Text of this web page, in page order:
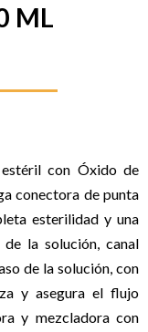
ML
con Óxido de
conectora de punta
esterilidad y una
la solución, canal
de la solución, con
y asegura el flujo
y mezcladora con